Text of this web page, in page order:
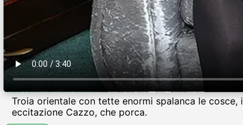
Troia orientale con tette enormi spalanca le
eccitazione Cazzo, che porca.